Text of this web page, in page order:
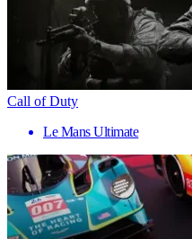
Call of Duty
Le Mans Ultimate